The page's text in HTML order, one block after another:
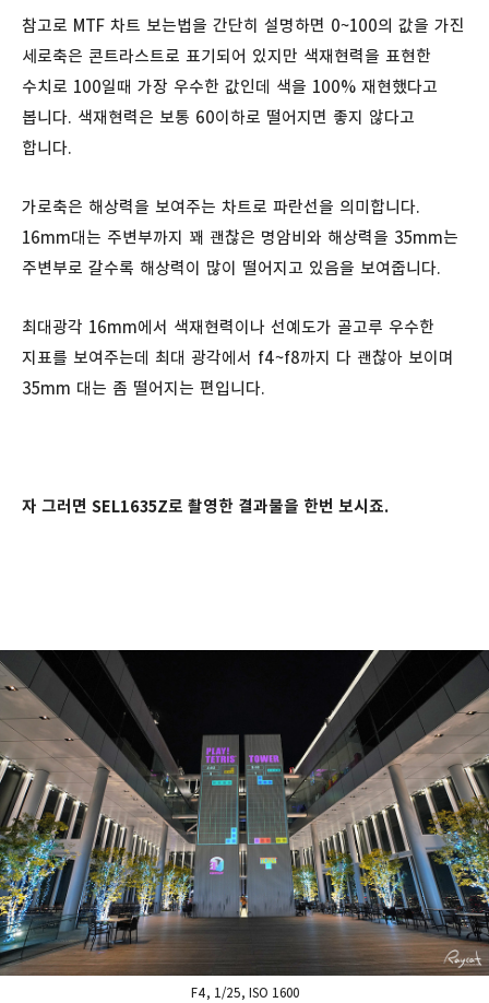
참고로 MTF 차트 보는법을 간단히 설명하면 0~100의 값을 가진
세로축은 콘트라스트로 표기되어 있지만 색재현력을 표현한
수치로 100일때 가장 우수한 값인데 색을 100% 재현했다고
봅니다. 색재현력은 보통 60이하로 떨어지면 좋지 않다고
합니다.
가로축은 해상력을 보여주는 차트로 파란선을 의미합니다.
16mm대는 주변부까지 꽤 괜찮은 명암비와 해상력을 35mm는
주변부로 갈수록 해상력이 많이 떨어지고 있음을 보여줍니다.
최대광각 16mm에서 색재현력이나 선예도가 골고루 우수한
지표를 보여주는데 최대 광각에서 f4~f8까지 다 괜찮아 보이며
35mm 대는 좀 떨어지는 편입니다.
자 그러면 SEL1635Z로 촬영한 결과물을 한번 보시죠.
F4, 1/25, ISO 1600